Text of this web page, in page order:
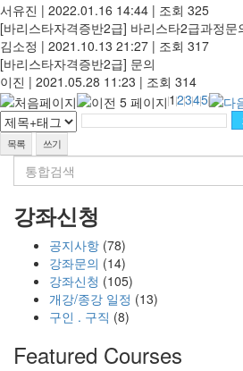
서유진 | 2022.01.16 14:44 | 조회 325
[바리스타자격증반2급] 바리스타2급과정문
김소정 | 2021.10.13 21:27 | 조회 317
[바리스타자격증반2급] 문의
이진 | 2021.05.28 11:23 | 조회 314
1 2345
목록 쓰기
강좌신청
공지사항 (78)
강좌문의 (14)
강좌신청 (105)
개강/종강 일정 (13)
구인 . 구직 (8)
Featured Courses